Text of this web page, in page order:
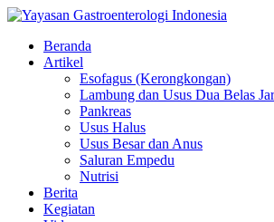
Beranda
Artikel
Esofagus (Kerongkongan)
Lambung dan Usus Dua Belas
Pankreas
Usus Halus
Usus Besar dan Anus
Saluran Empedu
Nutrisi
Berita
Kegiatan